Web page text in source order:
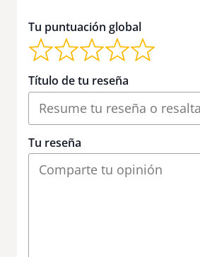
Tu puntuación global
Título de tu reseña
Tu reseña